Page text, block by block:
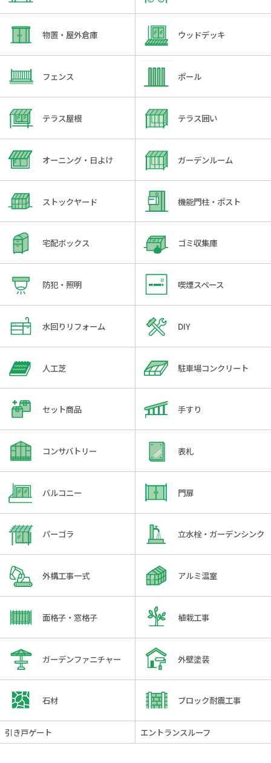
物置・屋外倉庫 ウッドデッキ
フェンス ポール
テラス屋根 テラス囲い
オーニング・日よけ ガーデンルーム
ストックヤード 機能門柱・ポスト
宅配ボックス ゴミ収集庫
防犯・照明 喫煙スペース
水回りリフォーム DIY
人工芝 駐車場コンクリート
セット商品 手すり
コンサバトリー 表札
バルコニー 門扉
パーゴラ 立水栓・ガーデンシンク
外構工事一式 アルミ温室
面格子・窓格子 植栽工事
ガーデンファニチャー 外壁塗装
石材 ブロック耐震工事
引き戸ゲート エントランスルーフ